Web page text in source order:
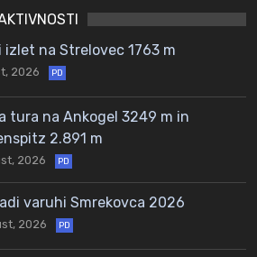
izlet na Strelovec 1763 m
2026 PD
tura na Ankogel 3249 m in
2.891 m
2026 PD
varuhi Smrekovca 2026
2026 PD